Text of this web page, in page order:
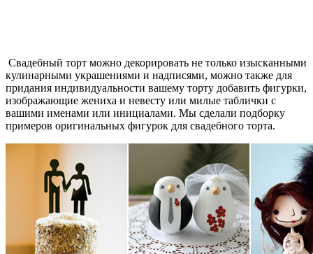
Свадебный торт можно декорировать не только изысканными
кулинарными украшениями и надписями, можно также для
придания индивидуальности вашему торту добавить фигурки,
изображающие жениха и невесту или милые таблички с
вашими именами или инициалами. Мы сделали подборку
примеров оригинальных фигурок для свадебного торта.